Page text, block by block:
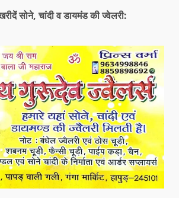
सोने, चांदी व डायमंड की ज्वेलरी: